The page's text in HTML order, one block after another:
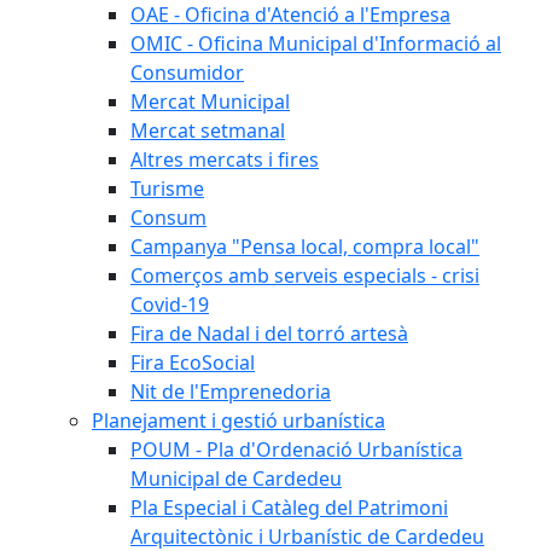
OAE - Oficina d'Atenció a l'Empresa
OMIC - Oficina Municipal d'Informació al
Consumidor
Mercat Municipal
Mercat setmanal
Altres mercats i fires
Turisme
Consum
Campanya "Pensa local, compra local"
Comerços amb serveis especials - crisi
Covid-19
Fira de Nadal i del torró artesà
Fira EcoSocial
Nit de l'Emprenedoria
Planejament i gestió urbanística
POUM - Pla d'Ordenació Urbanística
Municipal de Cardedeu
Pla Especial i Catàleg del Patrimoni
Arquitectònic i Urbanístic de Cardedeu